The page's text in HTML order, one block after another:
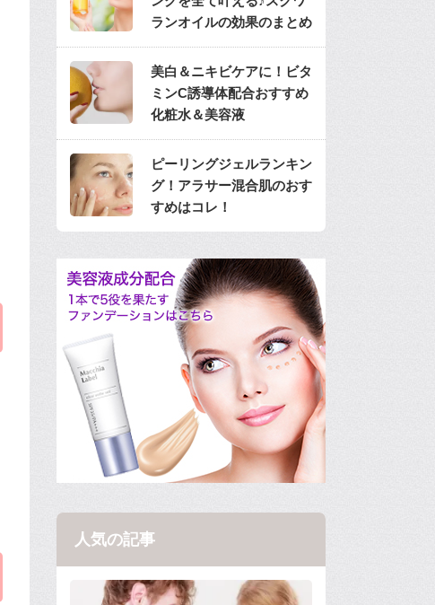
ランオイルの効果のまとめ
美白＆ニキビケアに！ビタ
ミンC誘導体配合おすすめ
化粧水＆美容液
ピーリングジェルランキン
グ！アラサー混合肌のおす
すめはコレ！
人気の記事